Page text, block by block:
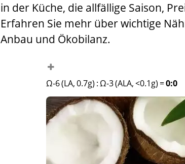
in der Küche, die allfällige Saison,
Erfahren Sie mehr über wichtige
Anbau und Ökobilanz.
Ω-6 (LA, 0.7g) :Ω-3 (ALA, <0.1g) =0:0